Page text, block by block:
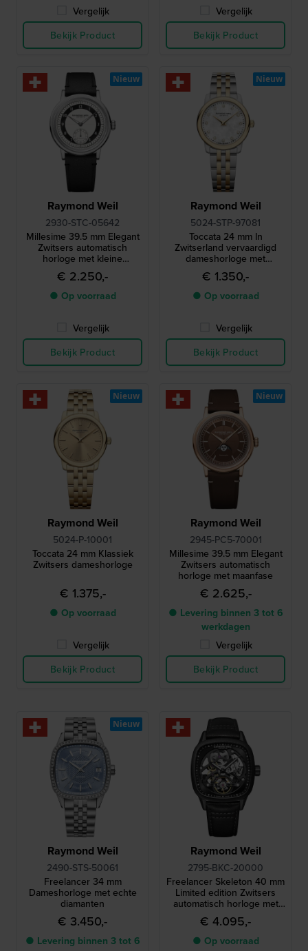
Vergelijk
Bekijk Product
Vergelijk
Bekijk Product
Raymond Weil
2930-STC-05642
Millesime 39.5 mm Elegant
Zwitsers automatisch
horloge met kleine
secondewijzer
€ 2.250,-
● Op voorraad
Vergelijk
Bekijk Product
Nieuw
Raymond Weil
5024-STP-97081
Toccata 24 mm In
Zwitserland vervaardigd
dameshorloge met
diamanten indexen en een
parelmoer wijzerplaat
€ 1.350,-
● Op voorraad
Vergelijk
Bekijk Product
Nieuw
Raymond Weil
5024-P-10001
Toccata 24 mm Klassiek
Zwitsers dameshorloge
€ 1.375,-
● Op voorraad
Vergelijk
Bekijk Product
Nieuw
Raymond Weil
2945-PC5-70001
Millesime 39.5 mm Elegant
Zwitsers automatisch
horloge met maanfase
€ 2.625,-
● Levering binnen 3 tot 6
werkdagen
Vergelijk
Bekijk Product
Nieuw
Raymond Weil
2490-STS-50061
Freelancer 34 mm
Dameshorloge met echte
diamanten
€ 3.450,-
● Levering binnen 3 tot 6
Nieuw
Raymond Weil
2795-BKC-20000
Freelancer Skeleton 40 mm
Limited edition Zwitsers
automatisch horloge met
skelet wijzerplaat
€ 4.095,-
● Op voorraad